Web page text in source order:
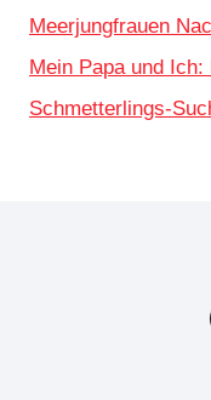
Meerjungfrauen
Mein Papa und
Schmetterlings-